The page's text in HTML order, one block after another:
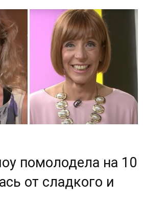
помолодела на 10
от сладкого и